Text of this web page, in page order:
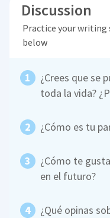
Discussion
Practice your writing
below
¿Crees que se
toda la vida?
¿Cómo es tu
¿Cómo te
en el futuro?
¿Qué opinas